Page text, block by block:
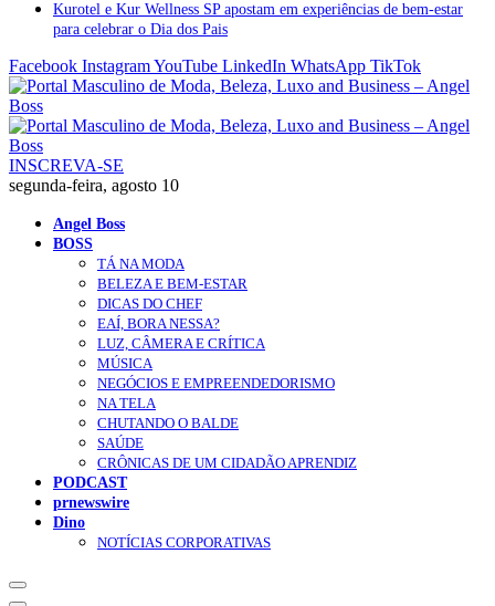
Kurotel e Kur Wellness SP apostam em experiências de bem-estar
para celebrar o Dia dos Pais
Facebook InstagramYouTube LinkedIn WhatsApp TikTok
INSCREVA-SE
segunda-feira, agosto 10
Angel Boss
BOSS
TÁ NA MODA
BELEZA E BEM-ESTAR
DICAS DO CHEF
EAÍ, BORA NESSA?
LUZ, CÂMERA E CRÍTICA
MÚSICA
NEGÓCIOS E EMPREENDEDORISMO
NA TELA
CHUTANDO O BALDE
SAÚDE
CRÔNICAS DE UM CIDADÃO APRENDIZ
PODCAST
prnewswire
Dino
NOTÍCIAS CORPORATIVAS